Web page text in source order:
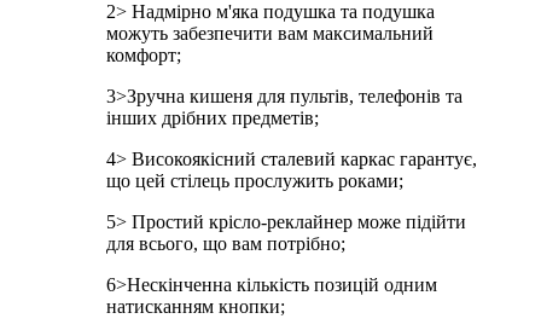
2> Надмірно м'яка подушка та подушка
можуть забезпечити вам максимальний
комфорт;
3>Зручна кишеня для пультів, телефонів та
інших дрібних предметів;
4> Високоякісний сталевий каркас гарантує,
що цей стілець прослужить роками;
5> Простий крісло-реклайнер може підійти
для всього, що вам потрібно;
6>Нескінченна кількість позицій одним
натисканням кнопки;